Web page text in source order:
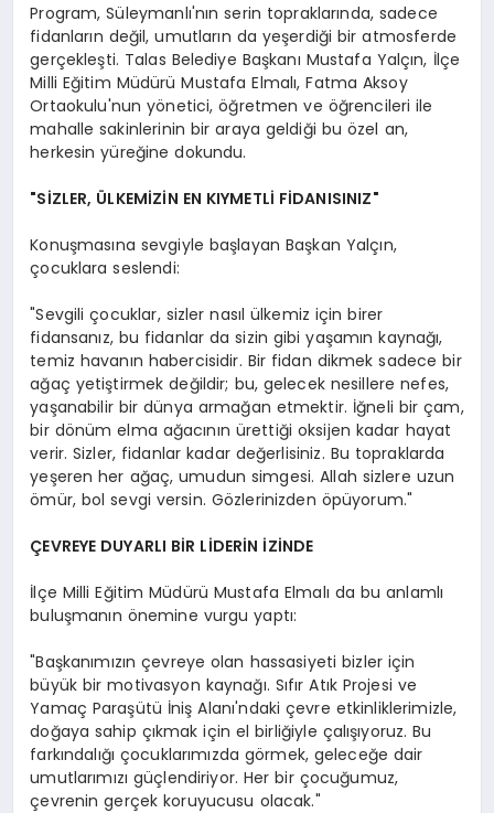
Program, Süleymanlı'nın serin topraklarında, sadece
fidanların değil, umutların da yeşerdiği bir atmosferde
gerçekleşti. Talas Belediye Başkanı Mustafa Yalçın, İlçe
Milli Eğitim Müdürü Mustafa Elmalı, Fatma Aksoy
Ortaokulu'nun yönetici, öğretmen ve öğrencileri ile
mahalle sakinlerinin bir araya geldiği bu özel an,
herkesin yüreğine dokundu.
"SİZLER, ÜLKEMİZİN EN KIYMETLİ FİDANISINIZ"
Konuşmasına sevgiyle başlayan Başkan Yalçın,
çocuklara seslendi:
"Sevgili çocuklar, sizler nasıl ülkemiz için birer
fidansanız, bu fidanlar da sizin gibi yaşamın kaynağı,
temiz havanın habercisidir. Bir fidan dikmek sadece bir
ağaç yetiştirmek değildir; bu, gelecek nesillere nefes,
yaşanabilir bir dünya armağan etmektir. İğneli bir çam,
bir dönüm elma ağacının ürettiği oksijen kadar hayat
verir. Sizler, fidanlar kadar değerlisiniz. Bu topraklarda
yeşeren her ağaç, umudun simgesi. Allah sizlere uzun
ömür, bol sevgi versin. Gözlerinizden öpüyorum."
ÇEVREYE DUYARLI BİR LİDERİN İZİNDE
İlçe Milli Eğitim Müdürü Mustafa Elmalı da bu anlamlı
buluşmanın önemine vurgu yaptı:
"Başkanımızın çevreye olan hassasiyeti bizler için
büyük bir motivasyon kaynağı. Sıfır Atık Projesi ve
Yamaç Paraşütü İniş Alanı'ndaki çevre etkinliklerimizle,
doğaya sahip çıkmak için el birliğiyle çalışıyoruz. Bu
farkındalığı çocuklarımızda görmek, geleceğe dair
umutlarımızı güçlendiriyor. Her bir çocuğumuz,
çevrenin gerçek koruyucusu olacak."